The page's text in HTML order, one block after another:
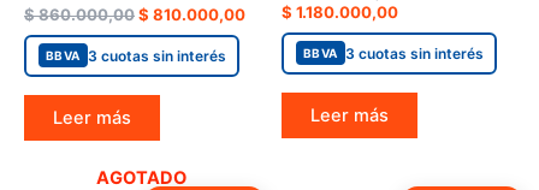
Valorado
en
4.00
de 5
$860.000,00$ 810.000,00
BBVA 3 cuotas sin interés
Leer más
$ 1.180.000,00
BBVA 3 cuotas sin interés
Leer más
AGOTADO